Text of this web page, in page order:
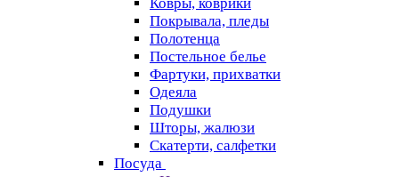
Покрывала, пледы
Полотенца
Постельное белье
Фартуки, прихватки
Одеяла
Подушки
Шторы, жалюзи
Скатерти, салфетки
Посуда